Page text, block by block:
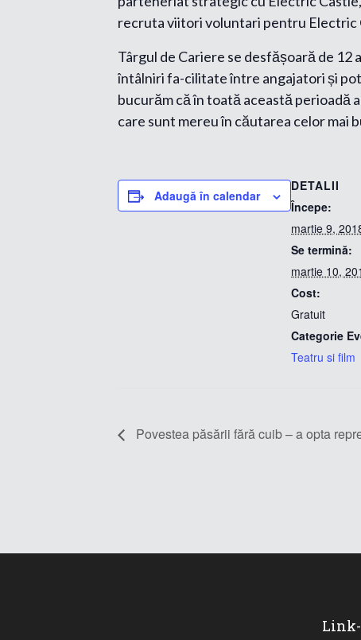
recruta viitori voluntari pentru Electric
Târgul de Cariere se desfășoară de 12
întâlniri fa-cilitate între angajatori și
bucurăm că în toată această perioadă
care sunt mereu în căutarea celor mai
Adaugă în calendar
DETALII
Începe:
martie 9,
Se termină:
martie 10,
Cost:
Gratuit
Categorie
Teatru si film
Povestea păsării fără cuib – a opta